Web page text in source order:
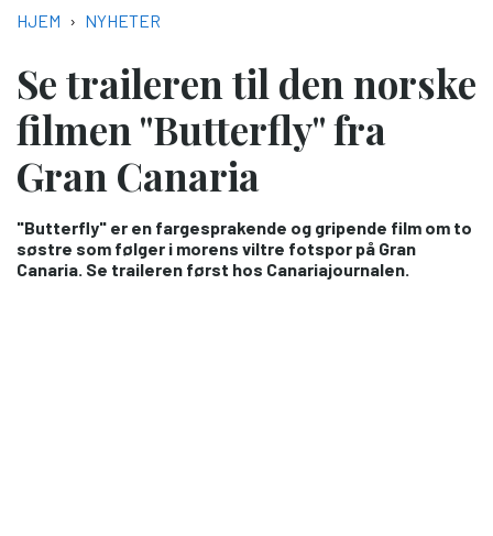
NAVIGASJONSSTI
HJEM NYHETER
Se traileren til den norske
filmen "Butterfly" fra
Gran Canaria
"Butterfly" er en fargesprakende og gripende film om to
søstre som følger i morens viltre fotspor på Gran
Canaria. Se traileren først hos Canariajournalen.